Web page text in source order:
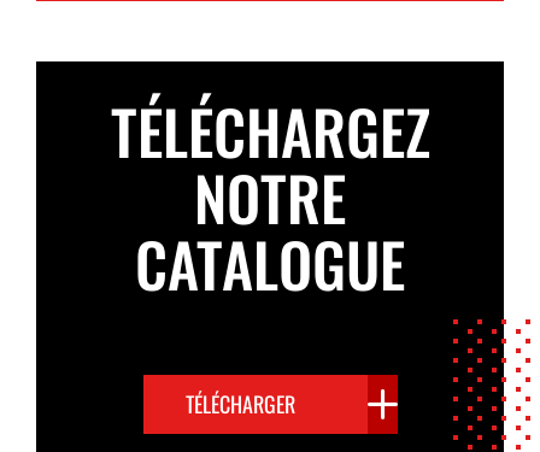
TÉLÉCHARGEZ
NOTRE
CATALOGUE
TÉLÉCHARGER